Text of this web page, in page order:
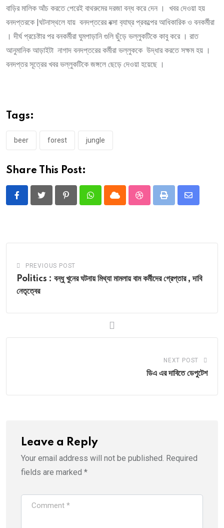
বাড়ির মালিক আঁচ করতে পেরেই বাথরুমের দরজা বন্ধ করে দেন । খবর দেওয়া হয়
বনদপ্তরকে |ঘটনাস্থলে যায় বনদপ্তরের বক্সা ব‍্যাঘ্র প্রকল্পের আধিকারিক ও বনকর্মীরা
। দীর্ঘ প্রচেষ্টার পর বনকর্মীরা ঘুমপাড়ানি গুলি ছুঁড়ে ভল্লুকটিকে কাবু করে । রাত
আনুমানিক আড়াইটা নাগাদ বনদপ্তরের কর্মীরা ভল্লুককে উদ্ধার করতে সক্ষম হয় ।
বনদপ্তর সূত্রের খবর ভল্লুকটিকে জঙ্গলে ছেড়ে দেওয়া হয়েছে ।
Tags:
beer forest jungle
Share This Post:
PinterestWhatsappCloud StumbleUpon
Print
Share
PREVIOUS POST
Politics : বন্ধু খুনের ঘটনায় মিথ্যা মামলায় বাম কর্মীদের গ্রেপ্তার , দাবি
নেতৃত্বের
NEXT POST
ডিএ এর দাবিতে ডেপুটেশ
Leave a Reply
Your email address will not be published. Required
fields are marked *